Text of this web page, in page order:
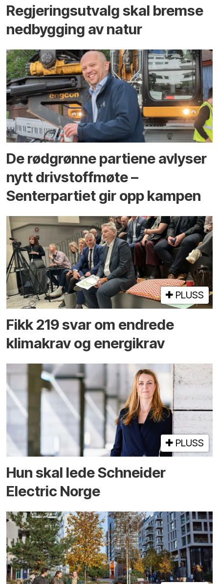
Regjerings­utvalg skal bremse
ned­bygging av natur
De rødgrønne partiene avlyser
nytt drivstoffmøte –
Senterpartiet gir opp kampen
PLUSS
Fikk 219 svar om endrede
klimakrav og energikrav
PLUSS
Hun skal lede Schneider
Electric Norge